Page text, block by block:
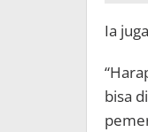
Ia
bisa